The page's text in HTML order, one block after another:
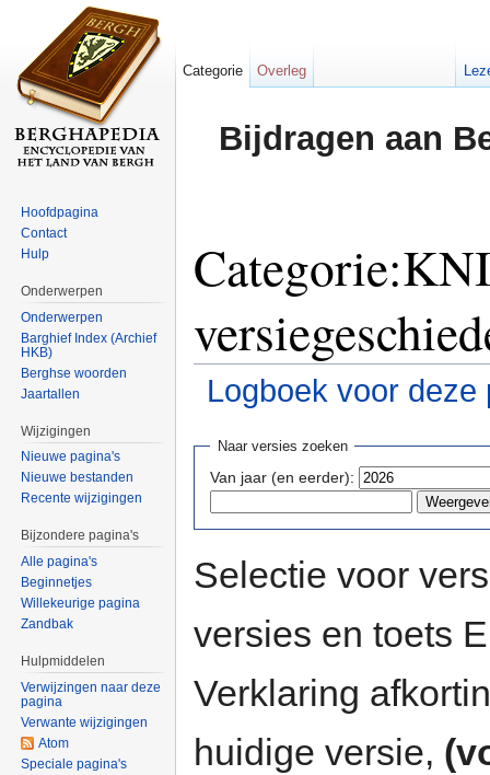
Bijdragen aan
Logboek voor deze
Naar versies zoeken
Van jaar (en eerder):
Selectie voor
versies en toets
Verklaring
huidige versie,
Categorie Overleg
Hoofdpagina
Contact
Hulp
Onderwerpen
Onderwerpen
Barghief Index (Archief
HKB)
Berghse woorden
Jaartallen
Wijzigingen
Nieuwe pagina's
Nieuwe bestanden
Recente wijzigingen
Bijzondere pagina's
Alle pagina's
Beginnetjes
Willekeurige pagina
Zandbak
Hulpmiddelen
Verwijzingen naar deze
pagina
Verwante wijzigingen
Atom
Speciale pagina's